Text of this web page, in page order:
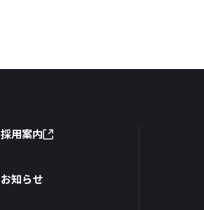
採用案内
お知らせ